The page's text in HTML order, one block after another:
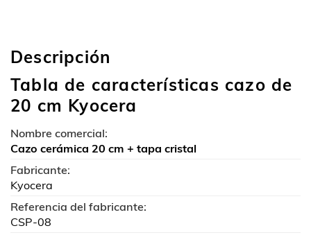
Descripción
Tabla de características cazo de
20 cm Kyocera
Nombre comercial:
Cazo cerámica 20 cm + tapa cristal
Fabricante:
Kyocera
Referencia del fabricante:
CSP-08